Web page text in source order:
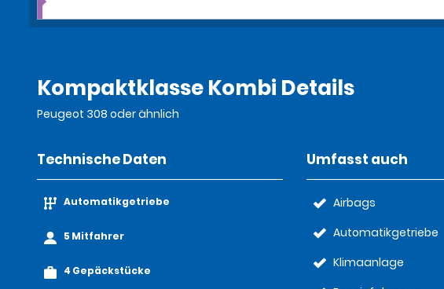
Kompaktklasse Kombi Details
Peugeot 308 oder ähnlich
Technische Daten
Automatikgetriebe
5 Mitfahrer
4 Gepäckstücke
Umfasst auch
Airbags
Automatikgetriebe
Klimaanlage